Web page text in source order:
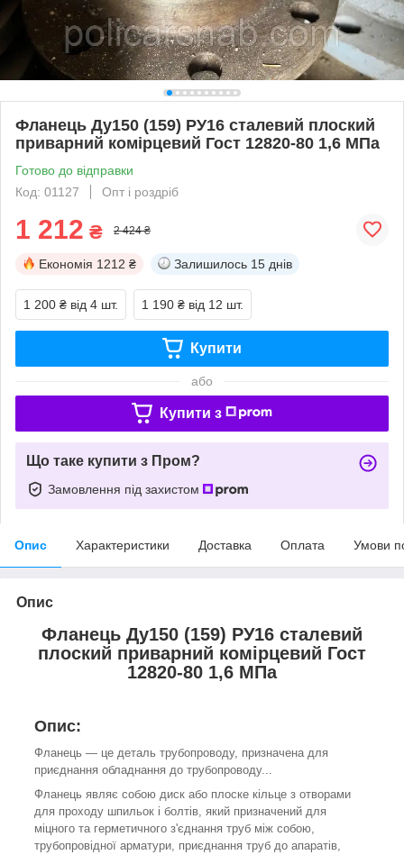
Фланець Ду150 (159) РУ16 сталевий плоский
приварний комірцевий Гост 12820-80 1,6 МПа
Готово до відправки
Код: 01127
Опт і роздріб
1 212 ₴ 2 424 ₴
Економія 1212 ₴ Залишилось 15 днів
1 200 ₴ від 4 шт. 1 190 ₴ від 12 шт.
Купити
або
Купити з
Що таке купити з Пром?
Замовлення під захистом
Опис Характеристики Доставка Оплата Умови
Опис
Фланець Ду150 (159) РУ16 сталевий
плоский приварний комірцевий Гост
12820-80 1,6 МПа
Опис:
Фланець — це деталь трубопроводу, призначена для
приєднання обладнання до трубопроводу...
Фланець являє собою диск або плоске кільце з отворами
для проходу шпильок і болтів, який призначений для
міцного та герметичного з'єднання труб між собою,
трубопровідної арматури, приєднання труб до апаратів,